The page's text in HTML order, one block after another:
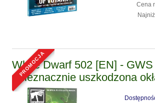
Cena
White Dwarf 502 [EN] -
- nieznacznie uszkodzona
promocja